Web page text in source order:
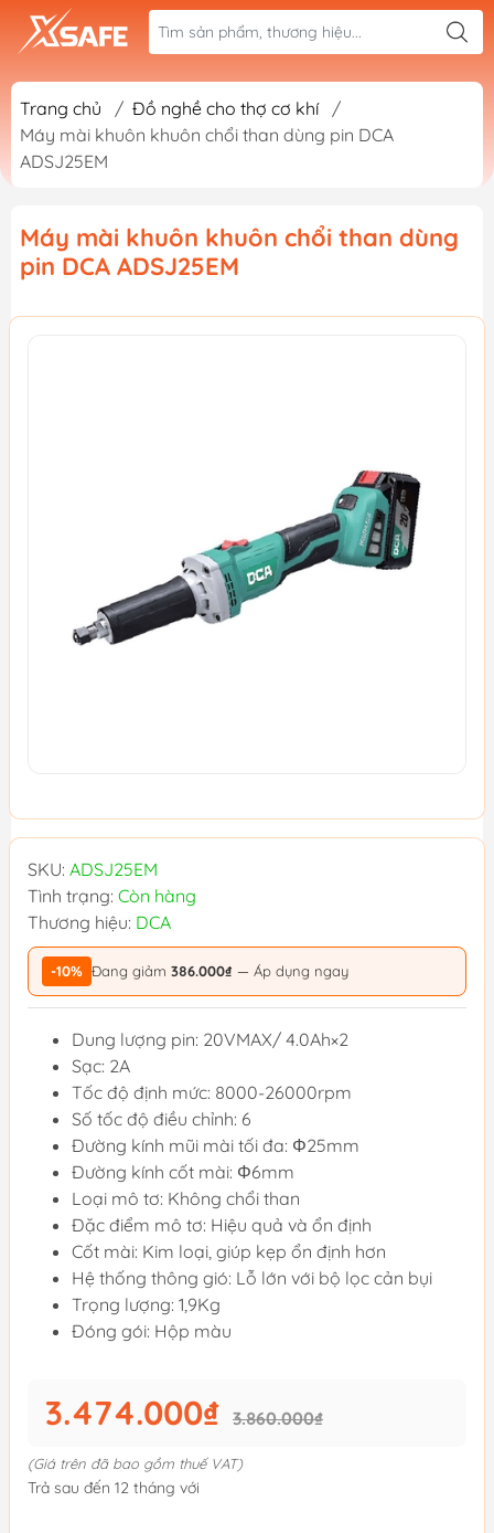
Trang chủ / Đồ nghề cho thợ cơ khí
/
Máy mài khuôn khuôn chổi than dùng pin DCA
ADSJ25EM
Máy mài khuôn khuôn chổi than dùng
pin DCA ADSJ25EM
SKU: ADSJ25EM
Tình trạng: Còn hàng
Thương hiệu: DCA
-10% Đang giảm 386.000₫ — Áp dụng ngay
Dung lượng pin: 20VMAX/ 4.0Ah×2
Sạc: 2A
Tốc độ định mức: 8000-26000rpm
Số tốc độ điều chỉnh: 6
Đường kính mũi mài tối đa: Φ25mm
Đường kính cốt mài: Φ6mm
Loại mô tơ: Không chổi than
Đặc điểm mô tơ: Hiệu quả và ổn định
Cốt mài: Kim loại, giúp kẹp ổn định hơn
Hệ thống thông gió: Lỗ lớn với bộ lọc cản bụi
Trọng lượng: 1,9Kg
Đóng gói: Hộp màu
3.474.000₫ 3.860.000₫
(Giá trên đã bao gồm thuế VAT)
Trả sau đến 12 tháng với